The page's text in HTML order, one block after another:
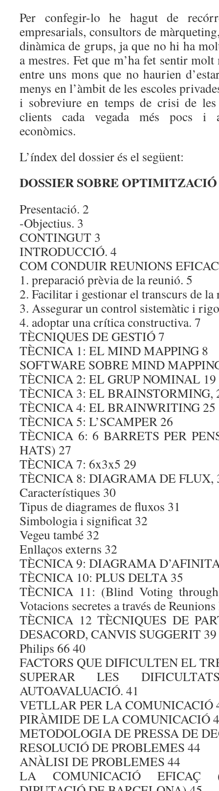
Per confegir-lo he hagut de
empresarials, consultors de
dinàmica de grups, ja que no hi ha
a mestres. Fet que m’ha fet sentir
entre uns mons que no haurien
menys en l’àmbit de les escoles
i sobreviure en temps de crisi de les
clients cada vegada més pocs i
econòmics.
L’índex del dossier és el següent:
DOSSIER SOBRE
Presentació. 2
-Objectius. 3
CONTINGUT 3
INTRODUCCIÓ. 4
COM CONDUIR REUNIONS
1. preparació prèvia de la reunió. 5
2. Facilitar i gestionar el transcurs de la
3. Assegurar un control sistemàtic i
4. adoptar una crítica constructiva. 7
TÈCNIQUES DE GESTIÓ 7
TÈCNICA 1: EL MIND MAPPING 8
SOFTWARE SOBRE MIND
TÈCNICA 2: EL GRUP NOMINAL 19
TÈCNICA 3: EL BRAINSTORMING,
TÈCNICA 4: EL BRAINWRITING 25
TÈCNICA 5: L’SCAMPER 26
TÈCNICA 6: 6 BARRETS PER
HATS) 27
TÈCNICA 7: 6x3x5 29
TÈCNICA 8: DIAGRAMA DE FLUX,
Característiques 30
Tipus de diagrames de fluxos 31
Simbologia i significat 32
Vegeu també 32
Enllaços externs 32
TÈCNICA 9: DIAGRAMA
TÈCNICA 10: PLUS DELTA 35
TÈCNICA 11: (Blind Voting
Votacions secretes a través de
TÈCNICA 12 TÈCNIQUES DE
DESACORD, CANVIS SUGGERIT 39
Philips 66 40
FACTORS QUE DIFICULTEN EL
SUPERAR LES
AUTOAVALUACIÓ. 41
VETLLAR PER LA COMUNICACIÓ
PIRÀMIDE DE LA COMUNICACIÓ
METODOLOGIA DE PRESSA DE
RESOLUCIÓ DE PROBLEMES 44
ANÀLISI DE PROBLEMES 44
LA COMUNICACIÓ